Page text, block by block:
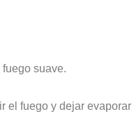
suave.
el fuego y dejar evaporar